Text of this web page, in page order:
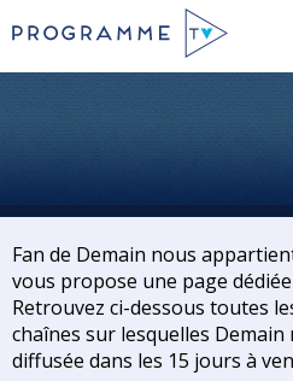
Fan de Demain nous
vous propose une page
Retrouvez ci-dessous toutes
chaînes sur lesquelles
diffusée dans les 15 jours à